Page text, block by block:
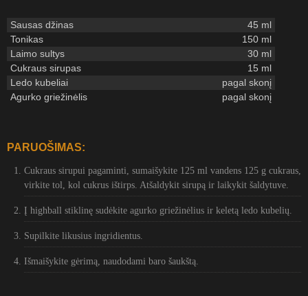
Sausas džinas
45 ml
Tonikas
150 ml
Laimo sultys
30 ml
Cukraus sirupas
15 ml
Ledo kubeliai
pagal skonį
Agurko griežinėlis
pagal skonį
PARUOŠIMAS:
Cukraus sirupui pagaminti, sumaišykite 125 ml vandens 125 g cukraus,
virkite tol, kol cukrus ištirps. Atšaldykit sirupą ir laikykit šaldytuve.
Į highball stiklinę sudėkite agurko griežinėlius ir keletą ledo kubelių.
Supilkite likusius ingridientus.
Išmaišykite gėrimą, naudodami baro šaukštą.